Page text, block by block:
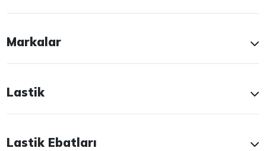
Markalar
Lastik
Lastik Ebatları